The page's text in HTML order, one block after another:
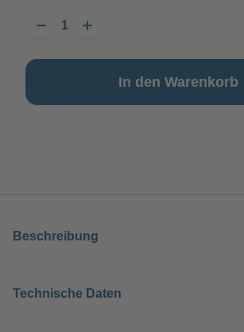
In den Warenkorb
Beschreibung
Technische Daten